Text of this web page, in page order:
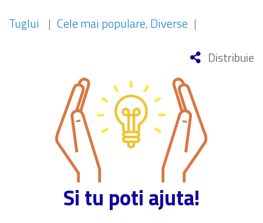
Tuglui | Cele mai populare,Diverse |
Distribuie
Si tu poti ajuta!